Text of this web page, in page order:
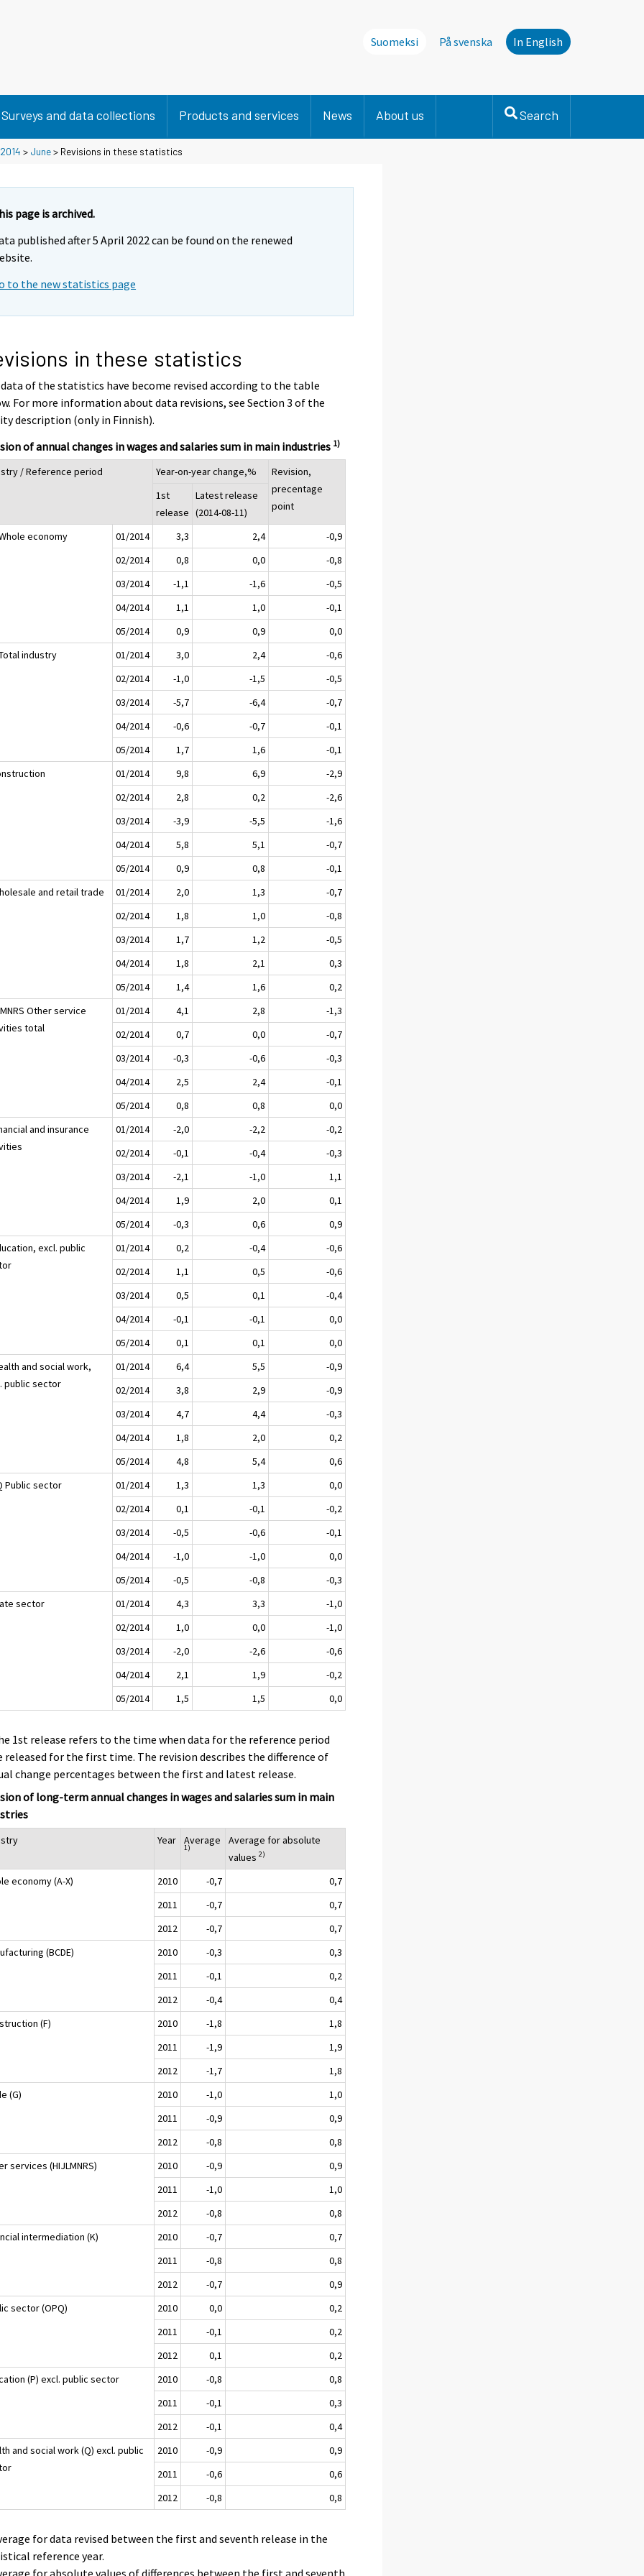
Suomeksi På svenska In English
Surveys and data collections Products and services News About us Search
2014 > June> Revisions in these statistics
page is archived.
published after 5 April 2022 can be found on the renewed
to the new statistics page
in these statistics
of the statistics have become revised according to the table
For more information about data revisions, see Section 3 of the
description (only in Finnish).
of annual changes in wages and salaries sum in main industries 1)
/ Reference period Year-on-year change,%
Revision,
precentage
point
1st
release
Latest release
(2014-08-11)
economy
01/2014 3,3 2,4
-0,9
02/2014
0,8 0,0
-0,8
03/2014
-1,1 -1,6
-0,5
04/2014
1,1 1,0
-0,1
05/2014
0,9 0,9
0,0
industry
01/2014 3,0 2,4
-0,6
02/2014
-1,0 -1,5
-0,5
03/2014
-5,7 -6,4
-0,7
04/2014
-0,6 -0,7
-0,1
05/2014
1,7 1,6
-0,1
01/2014 9,8 6,9
-2,9
02/2014
2,8 0,2
-2,6
03/2014
-3,9 -5,5
-1,6
04/2014
5,8 5,1
-0,7
05/2014
0,9 0,8
-0,1
and retail trade
01/2014 2,0 1,3
-0,7
02/2014
1,8 1,0
-0,8
03/2014
1,7 1,2
-0,5
04/2014
1,8 2,1
0,3
05/2014
1,4 1,6
0,2
Other service
total
01/2014 4,1 2,8
-1,3
02/2014
0,7 0,0
-0,7
03/2014
-0,3 -0,6
-0,3
04/2014
2,5 2,4
-0,1
05/2014
0,8 0,8
0,0
and insurance
01/2014 -2,0 -2,2
-0,2
02/2014
-0,1 -0,4
-0,3
03/2014
-2,1 -1,0
1,1
04/2014
1,9 2,0
0,1
05/2014
-0,3 0,6
0,9
excl. public
01/2014 0,2 -0,4
-0,6
02/2014
1,1 0,5
-0,6
03/2014
0,5 0,1
-0,4
04/2014
-0,1 -0,1
0,0
05/2014
0,1 0,1
0,0
and social work,
public sector
01/2014 6,4 5,5
-0,9
02/2014
3,8 2,9
-0,9
03/2014
4,7 4,4
-0,3
04/2014
1,8 2,0
0,2
05/2014
4,8 5,4
0,6
Public sector
01/2014 1,3 1,3
0,0
02/2014
0,1 -0,1
-0,2
03/2014
-0,5 -0,6
-0,1
04/2014
-1,0 -1,0
0,0
05/2014
-0,5 -0,8
-0,3
sector
01/2014 4,3 3,3
-1,0
02/2014
1,0 0,0
-1,0
03/2014
-2,0 -2,6
-0,6
04/2014
2,1 1,9
-0,2
05/2014
1,5 1,5 0,0
1st release refers to the time when data for the reference period
released for the first time. The revision describes the difference of
change percentages between the first and latest release.
of long-term annual changes in wages and salaries sum in main
Year Average
1)
Average for absolute
values2)
economy (A-X) 2010 -0,7
0,7
2011
-0,7
0,7
2012
-0,7
0,7
(BCDE)
2010 -0,3
0,3
2011
-0,1
0,2
2012
-0,4
0,4
(F)
2010 -1,8
1,8
2011
-1,9
1,9
2012
-1,7
1,8
(G)
2010 -1,0
1,0
2011
-0,9
0,9
2012
-0,8
0,8
services (HIJLMNRS)
2010 -0,9
0,9
2011
-1,0
1,0
2012
-0,8
0,8
intermediation (K)
2010 -0,7
0,7
2011
-0,8
0,8
2012
-0,7
0,9
sector (OPQ)
2010 0,0
0,2
2011
-0,1
0,2
2012
0,1
0,2
(P) excl. public sector
2010 -0,8
0,8
2011
-0,1
0,3
2012
-0,1
0,4
and social work (Q) excl. public
2010 -0,9
0,9
2011
-0,6
0,6
2012
-0,8 0,8
for data revised between the first and seventh release in the
reference year.
for absolute values of differences between the first and seventh